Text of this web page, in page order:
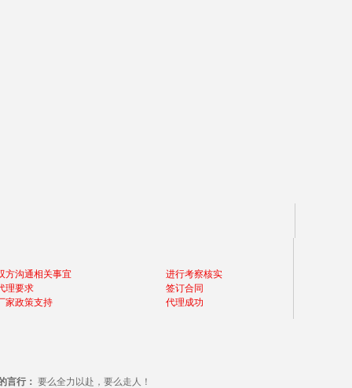
方沟通相关事宜
理要求
家政策支持
进行考察核实
签订合同
代理成功
言行： 要么全力以赴，要么走人！